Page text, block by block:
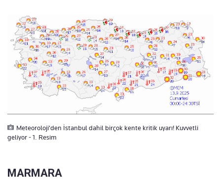
Meteoroloji'den İstanbul dahil birçok kente kritik uyarı! Kuvvetli
geliyor - 1. Resim
MARMARA